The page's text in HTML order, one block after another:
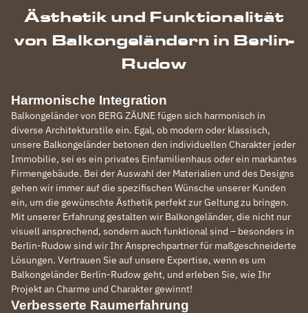
Ästhetik und Funktionalität
von Balkongeländern in Berlin-
Rudow
Harmonische Integration
Balkongeländer von BERG ZÄUNE fügen sich harmonisch in
diverse Architekturstile ein. Egal, ob modern oder klassisch,
unsere Balkongeländer betonen den individuellen Charakter jeder
Immobilie, sei es ein privates Einfamilienhaus oder ein markantes
Firmengebäude. Bei der Auswahl der Materialien und des Designs
gehen wir immer auf die spezifischen Wünsche unserer Kunden
ein, um die gewünschte Ästhetik perfekt zur Geltung zu bringen.
Mit unserer Erfahrung gestalten wir Balkongeländer, die nicht nur
visuell ansprechend, sondern auch funktional sind – besonders in
Berlin-Rudow sind wir Ihr Ansprechpartner für maßgeschneiderte
Lösungen. Vertrauen Sie auf unsere Expertise, wenn es um
Balkongeländer Berlin-Rudow geht, und erleben Sie, wie Ihr
Projekt an Charme und Charakter gewinnt!
Verbesserte Raumerfahrung